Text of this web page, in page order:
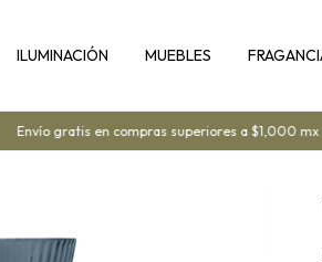
ILUMINACIÓN MUEBLES
Envío gratis en compras superiores a $1,000 mx